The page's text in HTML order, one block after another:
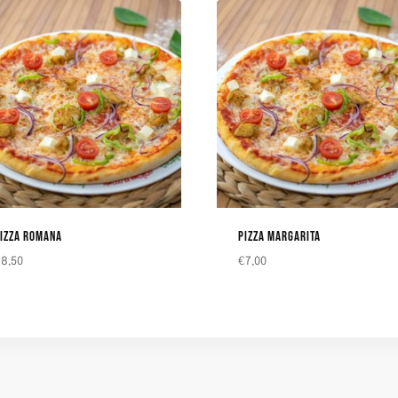
ROMANA
8,50
PIZZA MARGARITA
€ 7,00